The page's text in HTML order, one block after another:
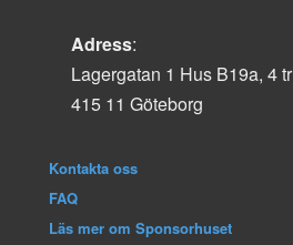
Adress:
Lagergatan 1 Hus B19a, 4 tr
415 11 Göteborg
Kontakta oss
FAQ
Läs mer om Sponsorhuset